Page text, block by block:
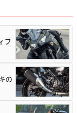
フ
の